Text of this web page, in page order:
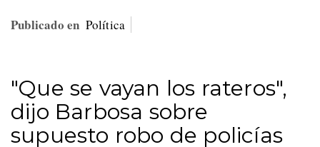
Publicado en Política
"Que se vayan los rateros",
dijo Barbosa sobre
supuesto robo de policías